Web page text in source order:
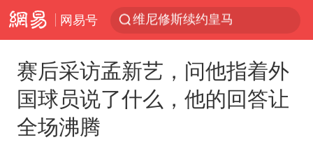
网易号
OpenAI为免费用户升级GPT-5.6 Luna
台风白海豚最新路径研判来了
赛后采访孟新艺，问他指着外
国球员说了什么，他的回答让
全场沸腾